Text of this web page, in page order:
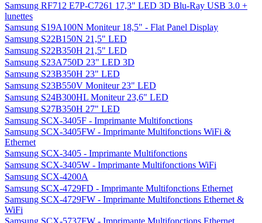
Samsung RF712 E7P-C7261 17,3" LED 3D Blu-Ray USB 3.0 +
lunettes
Samsung S19A100N Moniteur 18,5" - Flat Panel Display
Samsung S22B150N 21,5" LED
Samsung S22B350H 21,5" LED
Samsung S23A750D 23" LED 3D
Samsung S23B350H 23" LED
Samsung S23B550V Moniteur 23" LED
Samsung S24B300HL Moniteur 23,6" LED
Samsung S27B350H 27" LED
Samsung SCX-3405F - Imprimante Multifonctions
Samsung SCX-3405FW - Imprimante Multifonctions WiFi &
Ethernet
Samsung SCX-3405 - Imprimante Multifonctions
Samsung SCX-3405W - Imprimante Multifonctions WiFi
Samsung SCX-4200A
Samsung SCX-4729FD - Imprimante Multifonctions Ethernet
Samsung SCX-4729FW - Imprimante Multifonctions Ethernet &
WiFi
Samsung SCX-5737FW - Imprimante Multifonctions Ethernet